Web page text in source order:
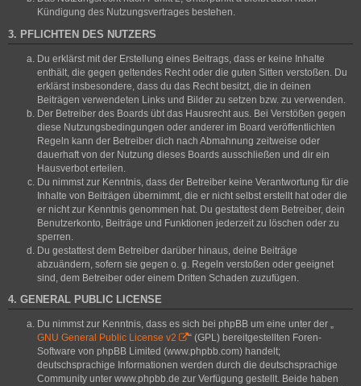
Kündigung des Nutzungsvertrages bestehen.
3. PFLICHTEN DES NUTZERS
Du erklärst mit der Erstellung eines Beitrags, dass er keine Inhalte
enthält, die gegen geltendes Recht oder die guten Sitten verstoßen. Du
erklärst insbesondere, dass du das Recht besitzt, die in deinen
Beiträgen verwendeten Links und Bilder zu setzen bzw. zu verwenden.
Der Betreiber des Boards übt das Hausrecht aus. Bei Verstößen gegen
diese Nutzungsbedingungen oder anderer im Board veröffentlichten
Regeln kann der Betreiber dich nach Abmahnung zeitweise oder
dauerhaft von der Nutzung dieses Boards ausschließen und dir ein
Hausverbot erteilen.
Du nimmst zur Kenntnis, dass der Betreiber keine Verantwortung für die
Inhalte von Beiträgen übernimmt, die er nicht selbst erstellt hat oder die
er nicht zur Kenntnis genommen hat. Du gestattest dem Betreiber, dein
Benutzerkonto, Beiträge und Funktionen jederzeit zu löschen oder zu
sperren.
Du gestattest dem Betreiber darüber hinaus, deine Beiträge
abzuändern, sofern sie gegen o. g. Regeln verstoßen oder geeignet
sind, dem Betreiber oder einem Dritten Schaden zuzufügen.
4. GENERAL PUBLIC LICENSE
Du nimmst zur Kenntnis, dass es sich bei phpBB um eine unter der „
GNU General Public License v2
“ (GPL) bereitgestellten Foren-
Software von phpBB Limited (www.phpbb.com) handelt;
deutschsprachige Informationen werden durch die deutschsprachige
Community unter www.phpbb.de zur Verfügung gestellt. Beide haben